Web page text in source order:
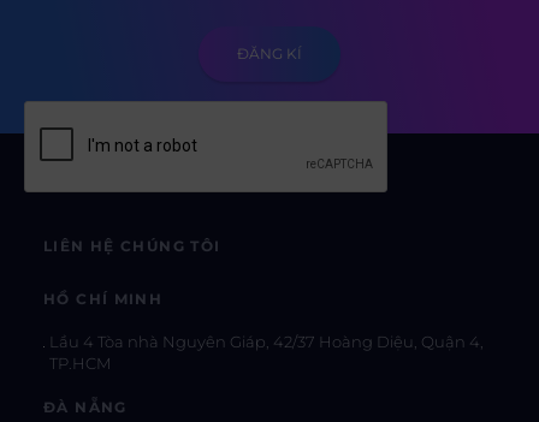
LIÊN HỆ CHÚNG TÔI
HỒ CHÍ MINH
Lầu 4 Tòa nhà Nguyên Giáp, 42/37 Hoàng Diệu, Quận 4,
TP.HCM
ĐÀ NẴNG